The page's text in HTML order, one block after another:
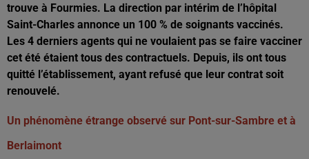
trouve à Fourmies. La direction par intérim de l’hôpital
Saint-Charles annonce un 100 % de soignants vaccinés.
Les 4 derniers agents qui ne voulaient pas se faire vacciner
cet été étaient tous des contractuels. Depuis, ils ont tous
quitté l’établissement, ayant refusé que leur contrat soit
renouvelé.
Un phénomène étrange observé sur Pont-sur-Sambre et à
Berlaimont